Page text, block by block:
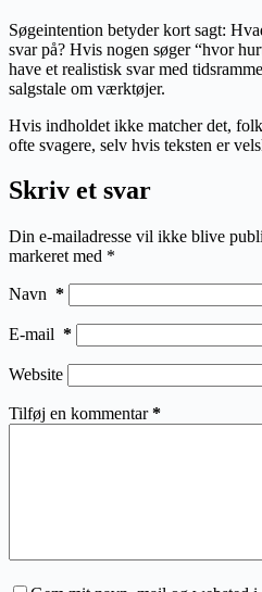
Søgeintention betyder kort sagt:
svar på? Hvis nogen søger “hvor
have et realistisk svar med
salgstale om værktøjer.
Hvis indholdet ikke matcher det,
ofte svagere, selv hvis teksten er
Skriv et svar
Din e-mailadresse vil ikke blive
markeret med *
Navn *
E-mail *
Website
Tilføj en kommentar*